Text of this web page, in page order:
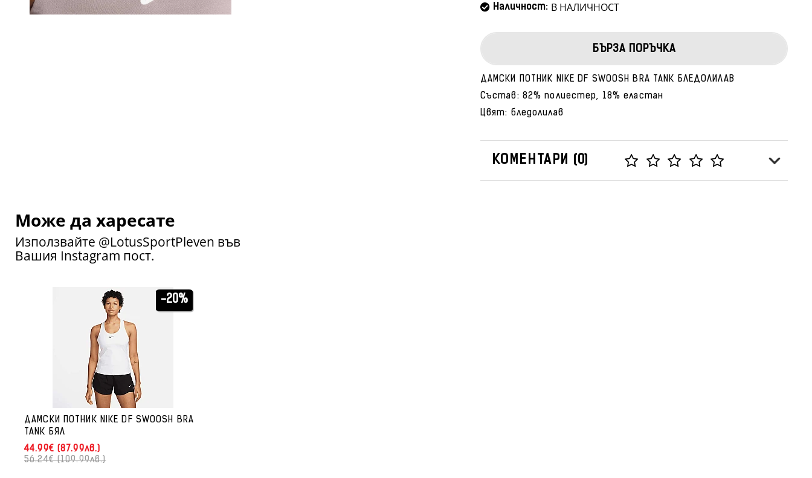
Наличност: В НАЛИЧНОСТ
БЪРЗА ПОРЪЧКА
ДАМСКИ ПОТНИК NIKE DF SWOOSH BRA TANK БЛЕДОЛИЛАВ
Състав: 82% полиестер, 18% еластан
Цвят: бледолилав
КОМЕНТАРИ (0)
Може да харесате
Използвайте @LotusSportPleven във
Вашия Instagram пост.
-20%
ДАМСКИ ПОТНИК NIKE DF SWOOSH BRA
TANK БЯЛ
44.99€ (87.99лв.)
56.24€ (109.99лв.)